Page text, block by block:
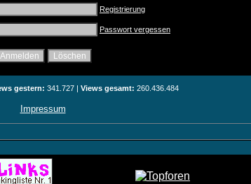
Registrierung
Passwort vergessen
gestern: 341.727 | Views gesamt: 260.436.484
Impressum